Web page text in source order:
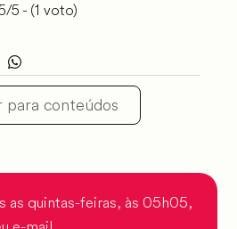
5 - (1 voto)
para conteúdos
as quintas-feiras, às 05h05,